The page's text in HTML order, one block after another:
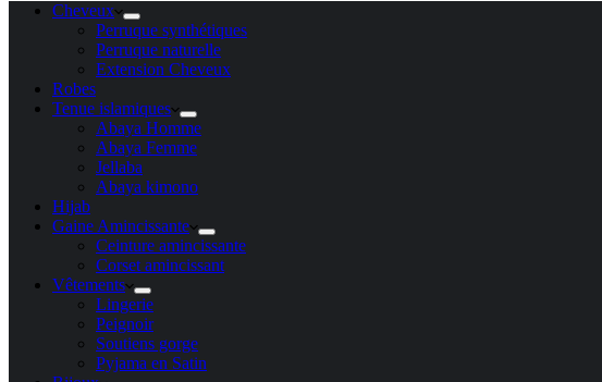
Cheveux
Perruque synthétiques
Perruque naturelle
Extension Cheveux
Robes
Tenue islamiques
Abaya Homme
Abaya Femme
Jellaba
Abaya kimono
Hijab
Gaine Amincissante
Ceinture amincissante
Corset amincissant
Vêtements
Lingerie
Peignoir
Soutiens gorge
Pyjama en Satin